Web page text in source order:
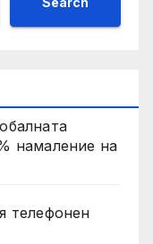
намаление на
телефонен